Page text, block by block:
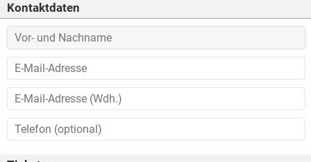
Kontaktdaten